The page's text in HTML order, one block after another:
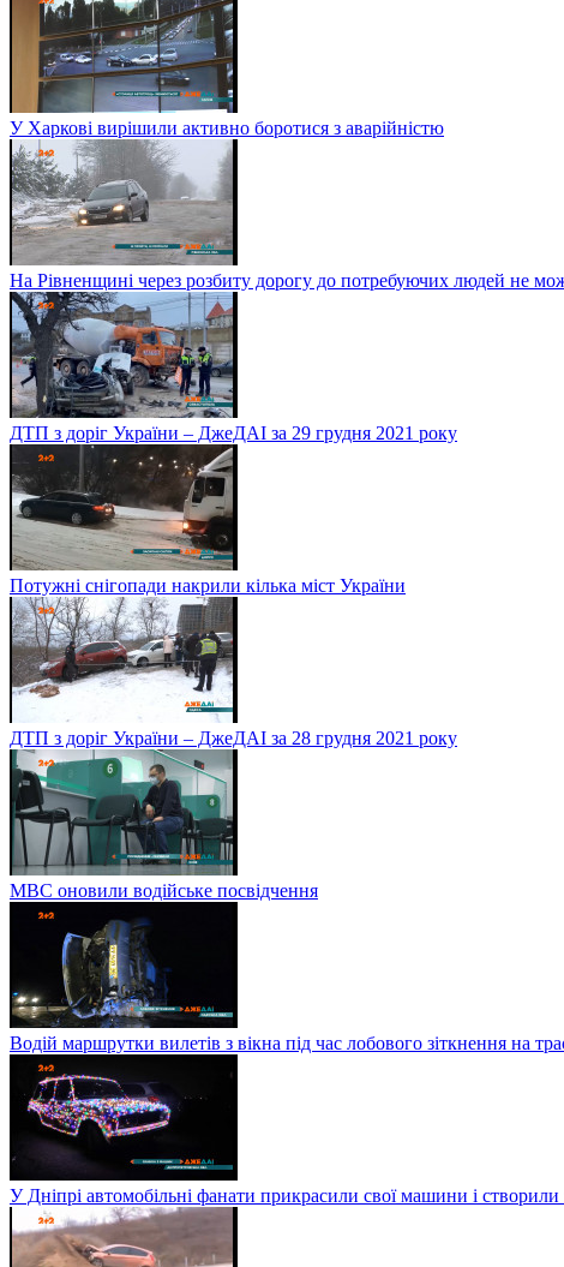
У Харкові вирішили активно боротися з аварійністю
На Рівненщині через розбиту дорогу до потребуючих людей не
ДТП з доріг України – ДжеДАІ за 29 грудня 2021 року
Потужні снігопади накрили кілька міст України
ДТП з доріг України – ДжеДАІ за 28 грудня 2021 року
МВС оновили водійське посвідчення
Водій маршрутки вилетів з вікна під час лобового зіткнення на
У Дніпрі автомобільні фанати прикрасили свої машини і створили